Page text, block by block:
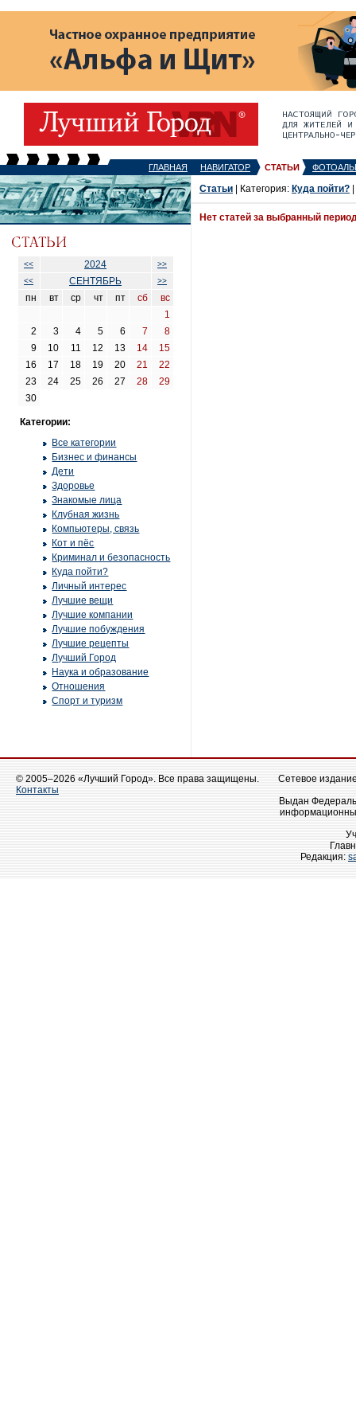
ГЛАВНАЯ НАВИГАТОР СТАТЬИ
<< 2024
>>
<<
СЕНТЯБРЬ >>
пн вт ср чт пт сб
вс
1
2
3 4 5 6 7
8
9
10 11 12 13 14
15
16
17 18 19 20 21
22
23
24 25 26 27 28
29
30
Категории:
Все категории
Бизнес и финансы
Дети
Здоровье
Знакомые лица
Клубная жизнь
Компьютеры, связь
Кот и пёс
Криминал и безопасность
Куда пойти?
Личный интерес
Лучшие вещи
Лучшие компании
Лучшие побуждения
Лучшие рецепты
Лучший Город
Наука и образование
Отношения
Спорт и туризм
Статьи | Категория: Куда пойти?
Нет статей за выбранный
© 2005–2026 «Лучший Город». Все права защищены.
Контакты
Сетевое
Выдан
Редакция: